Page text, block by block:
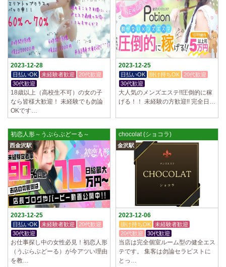
2023-12-28
日払いOK 未経験者歓迎
20代歓迎
30代歓迎
18歳以上（高校生不可）の女の子
なら皆様大歓迎！ 未経験でも勿論
OKです…
2023-12-25
日払いOK 掛け持ちOK
20代歓迎
30代歓迎
大人気のメンズエステ!!圧倒的に稼
げる！！ 未経験の方歓迎!! 完全日…
初恋人形～うぶらぶどーる～
西金沢駅
2023-12-25
日払いOK 未経験者歓迎
20代歓迎
30代歓迎
お仕事探し中の女性必見！初恋人形
（うぶらぶどーる）が今アツい理由
を教…
chocolat (ショコラ)
金沢駅
2023-12-06
掛け持ちOK
未経験者歓迎
20代歓迎
30代歓迎
当店は完全個室ルーム型の健全エス
テです。 集客は勿論セラピストに
とっ…